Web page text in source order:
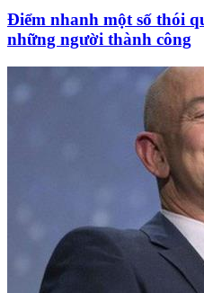
Điểm nhanh một số thói
những người thành công